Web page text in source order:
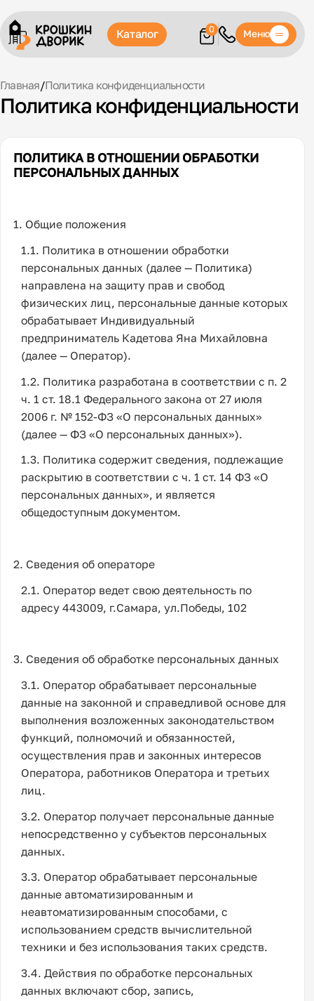
Каталог 0 Меню
Главная/Политика конфиденциальности
Политика конфиденциальности
ПОЛИТИКА В ОТНОШЕНИИ ОБРАБОТКИ
ПЕРСОНАЛЬНЫХ ДАННЫХ
1. Общие положения
1.1. Политика в отношении обработки
персональных данных (далее — Политика)
направлена на защиту прав и свобод
физических лиц, персональные данные которых
обрабатывает Индивидуальный
предприниматель Кадетова Яна Михайловна
(далее — Оператор).
1.2. Политика разработана в соответствии с п. 2
ч. 1 ст. 18.1 Федерального закона от 27 июля
2006 г. № 152-ФЗ «О персональных данных»
(далее — ФЗ «О персональных данных»).
1.3. Политика содержит сведения, подлежащие
раскрытию в соответствии с ч. 1 ст. 14 ФЗ «О
персональных данных», и является
общедоступным документом.
2. Сведения об операторе
2.1. Оператор ведет свою деятельность по
адресу 443009, г.Самара, ул.Победы, 102
3. Сведения об обработке персональных данных
3.1. Оператор обрабатывает персональные
данные на законной и справедливой основе для
выполнения возложенных законодательством
функций, полномочий и обязанностей,
осуществления прав и законных интересов
Оператора, работников Оператора и третьих
лиц.
3.2. Оператор получает персональные данные
непосредственно у субъектов персональных
данных.
3.3. Оператор обрабатывает персональные
данные автоматизированным и
неавтоматизированным способами, с
использованием средств вычислительной
техники и без использования таких средств.
3.4. Действия по обработке персональных
данных включают сбор, запись,